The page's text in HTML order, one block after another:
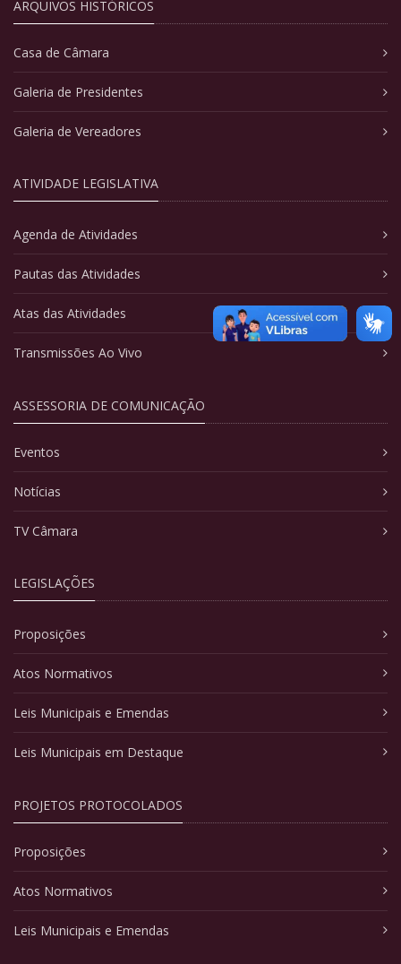
ARQUIVOS HISTÓRICOS
Casa de Câmara
Galeria de Presidentes
Galeria de Vereadores
ATIVIDADE LEGISLATIVA
Agenda de Atividades
Pautas das Atividades
Atas das Atividades
Transmissões Ao Vivo
ASSESSORIA DE COMUNICAÇÃO
Eventos
Notícias
TV Câmara
LEGISLAÇÕES
Proposições
Atos Normativos
Leis Municipais e Emendas
Leis Municipais em Destaque
PROJETOS PROTOCOLADOS
Proposições
Atos Normativos
Leis Municipais e Emendas